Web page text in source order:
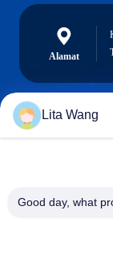
Alamat
Lita Wang
Good day, what